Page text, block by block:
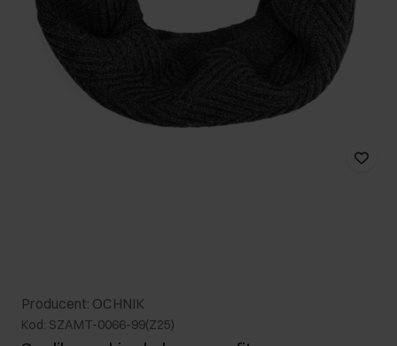
Producent: OCHNIK
Kod: SZAMT-0066-99(Z25)